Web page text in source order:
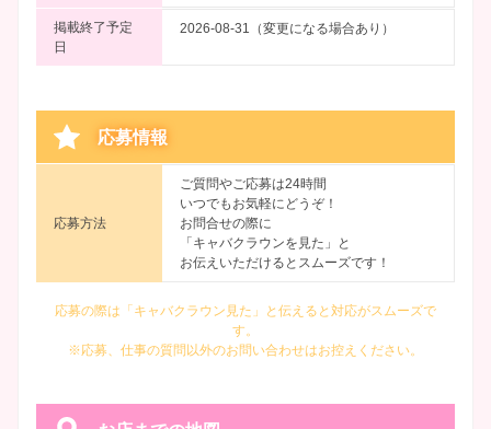
掲載終了予定
日
2026-08-31（変更になる場合あり）
応募情報
応募方法
ご質問やご応募は24時間
いつでもお気軽にどうぞ！
お問合せの際に
「キャバクラウンを見た」と
お伝えいただけるとスムーズです！
応募の際は「キャバクラウン見た」と伝えると対応がスムーズで
す。
※応募、仕事の質問以外のお問い合わせはお控えください。